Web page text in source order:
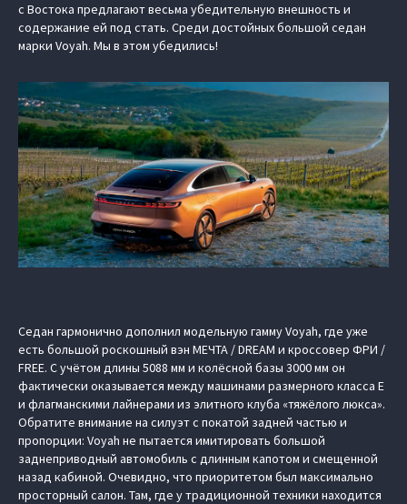
с Востока предлагают весьма убедительную внешность и
содержание ей под стать. Среди достойных большой седан
марки Voyah. Мы в этом убедились!
Седан гармонично дополнил модельную гамму Voyah, где уже
есть большой роскошный вэн МЕЧТА / DREAM и кроссовер ФРИ /
FREE. С учётом длины 5088 мм и колёсной базы 3000 мм он
фактически оказывается между машинами размерного класса E
и флагманскими лайнерами из элитного клуба «тяжёлого люкса».
Обратите внимание на силуэт с покатой задней частью и
пропорции: Voyah не пытается имитировать большой
заднеприводный автомобиль с длинным капотом и смещенной
назад кабиной. Очевидно, что приоритетом был максимально
просторный салон. Там, где у традиционной техники находится